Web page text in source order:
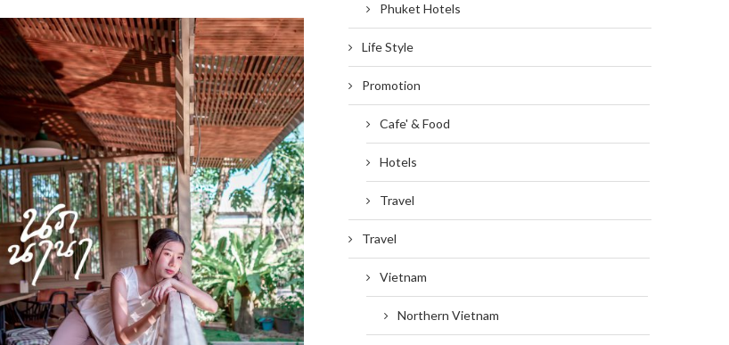
Phuket Hotels
Life Style
Promotion
Cafe' & Food
Hotels
Travel
Travel
Vietnam
Northern Vietnam